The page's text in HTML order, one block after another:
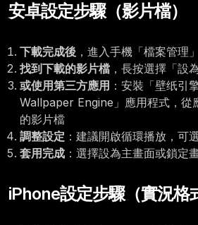
安卓設定步驟（影片檔）
下載完成後 ，進入手機「檔案管理」
找到下載的影片檔 ，長按選擇「設
或使用第三方應用 ：安裝「壁纸引
Wallpaper Engine」應用程式，從
的影片檔
調整設定 ：建議開啟循環播放，可
套用完成 ：選擇設為主畫面或鎖定
iPhone設定步驟（實況格